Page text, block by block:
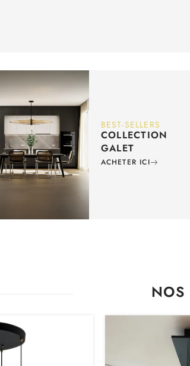
BEST-SELLERS
COLLECTION
GALET
ACHETER ICI
NOS